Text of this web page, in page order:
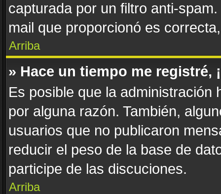
capturada por un filtro anti-
mail que proporcionó es
Arriba
» Hace un tiempo me registré,
Es posible que la
por alguna razón. También,
usuarios que no publicaron
reducir el peso de la base de
participe de las discuciones.
Arriba